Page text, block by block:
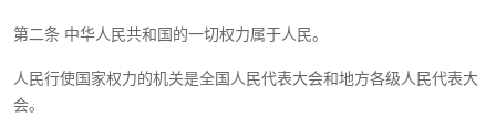
第二条 中华人民共和国的一切权力属于人民。
人民行使国家权力的机关是全国人民代表大会和地方各级人民代表大
会。